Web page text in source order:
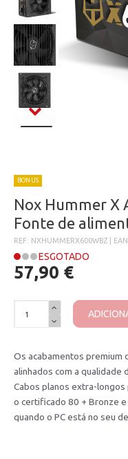
BONUS
Nox Hummer X
Fonte de
REF: NXHUMMERX600WBZ |
ESGOTADO
57,90 €
Os acabamentos premium
alinhados com a qualidade
Cabos planos extra-
o certificado 80 + Bronze
quando o PC está no seu